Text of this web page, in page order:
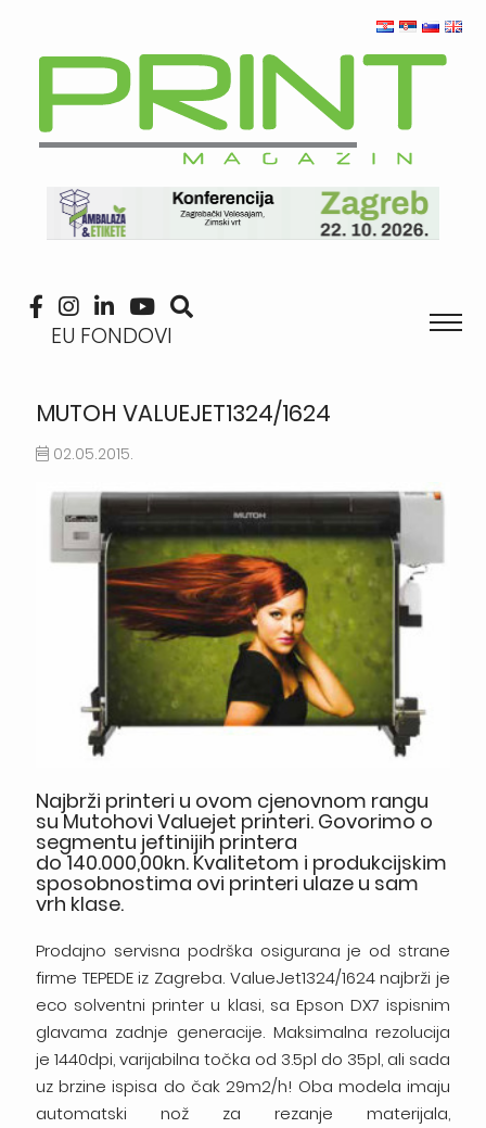
EU FONDOVI
MUTOH VALUEJET1324/1624
02.05.2015.
Najbrži printeri u ovom cjenovnom rangu
su Mutohovi Valuejet printeri. Govorimo o
segmentu jeftinijih printera
do 140.000,00kn. Kvalitetom i produkcijskim
sposobnostima ovi printeri ulaze u sam
vrh klase.
Prodajno servisna podrška osigurana je od strane
firme TEPEDE iz Zagreba. ValueJet1324/1624 najbrži je
eco solventni printer u klasi, sa Epson DX7 ispisnim
glavama zadnje generacije. Maksimalna rezolucija
je 1440dpi, varijabilna točka od 3.5pl do 35pl, ali sada
uz brzine ispisa do čak 29m2/h! Oba modela imaju
automatski nož za rezanje materijala,